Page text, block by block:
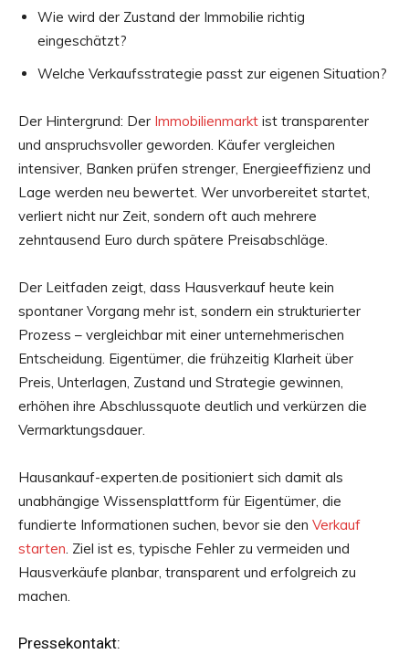
Wie wird der Zustand der Immobilie richtig
eingeschätzt?
Welche Verkaufsstrategie passt zur eigenen Situation?
Der Hintergrund: Der Immobilienmarkt ist transparenter
und anspruchsvoller geworden. Käufer vergleichen
intensiver, Banken prüfen strenger, Energieeffizienz und
Lage werden neu bewertet. Wer unvorbereitet startet,
verliert nicht nur Zeit, sondern oft auch mehrere
zehntausend Euro durch spätere Preisabschläge.
Der Leitfaden zeigt, dass Hausverkauf heute kein
spontaner Vorgang mehr ist, sondern ein strukturierter
Prozess – vergleichbar mit einer unternehmerischen
Entscheidung. Eigentümer, die frühzeitig Klarheit über
Preis, Unterlagen, Zustand und Strategie gewinnen,
erhöhen ihre Abschlussquote deutlich und verkürzen die
Vermarktungsdauer.
Hausankauf-experten.de positioniert sich damit als
unabhängige Wissensplattform für Eigentümer, die
fundierte Informationen suchen, bevor sie den Verkauf
starten. Ziel ist es, typische Fehler zu vermeiden und
Hausverkäufe planbar, transparent und erfolgreich zu
machen.
Pressekontakt: